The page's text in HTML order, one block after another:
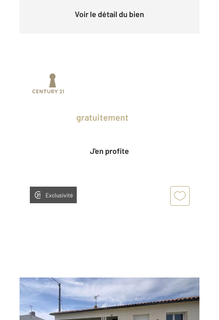
Voir le détail du bien
gratuitement
J'en profite
Exclusivité
LUCON 85
105,51 m
2 , 6 pièces
Ref : 1915